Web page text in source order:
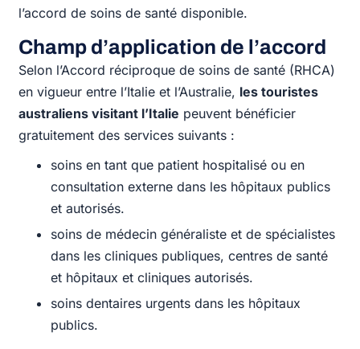
l’accord de soins de santé disponible.
Champ d’application de l’accord
Selon l’Accord réciproque de soins de santé (RHCA)
en vigueur entre l’Italie et l’Australie, les touristes
australiens visitant l’Italie peuvent bénéficier
gratuitement des services suivants :
soins en tant que patient hospitalisé ou en
consultation externe dans les hôpitaux publics
et autorisés.
soins de médecin généraliste et de spécialistes
dans les cliniques publiques, centres de santé
et hôpitaux et cliniques autorisés.
soins dentaires urgents dans les hôpitaux
publics.